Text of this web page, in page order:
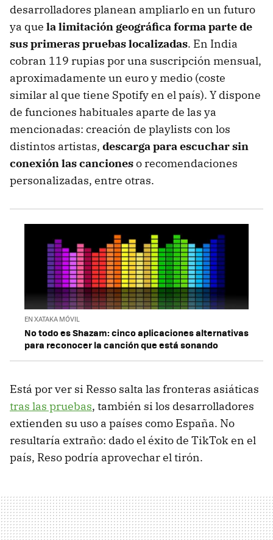
desarrolladores planean ampliarlo en un futuro
ya que la limitación geográfica forma parte de
sus primeras pruebas localizadas. En India
cobran 119 rupias por una suscripción mensual,
aproximadamente un euro y medio (coste
similar al que tiene Spotify en el país). Y dispone
de funciones habituales aparte de las ya
mencionadas: creación de playlists con los
distintos artistas, descarga para escuchar sin
conexión las cancioneso recomendaciones
personalizadas, entre otras.
EN XATAKA MÓVIL
No todo es Shazam: cinco aplicaciones alternativas
para reconocer la canción que está sonando
Está por ver si Resso salta las fronteras asiáticas
tras las pruebas, también si los desarrolladores
extienden su uso a países como España. No
resultaría extraño: dado el éxito de TikTok en el
país, Reso podría aprovechar el tirón.